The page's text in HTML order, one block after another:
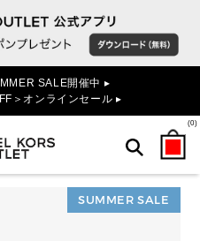
SALE開催中 ▸
＞オンラインセール ▸
(0)
検索
SUMMER SALE